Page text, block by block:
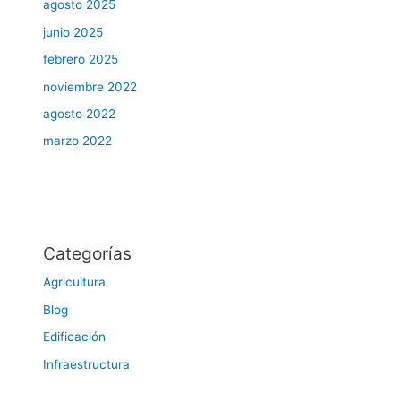
agosto 2025
junio 2025
febrero 2025
noviembre 2022
agosto 2022
marzo 2022
Categorías
Agricultura
Blog
Edificación
Infraestructura